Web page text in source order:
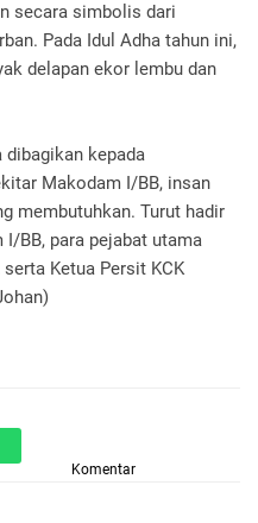
secara simbolis dari
Pada Idul Adha tahun ini,
delapan ekor lembu dan
dibagikan kepada
Makodam I/BB, insan
membutuhkan. Turut hadir
BB, para pejabat utama
Ketua Persit KCK
Komentar